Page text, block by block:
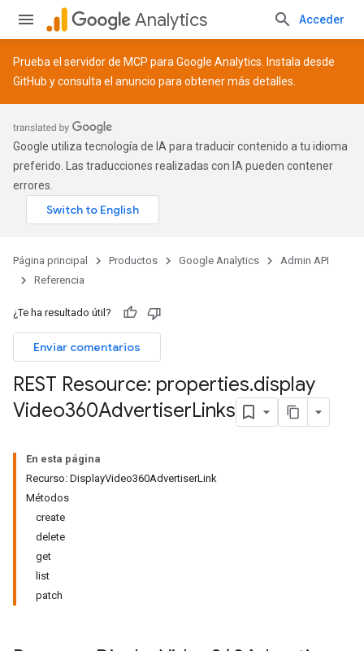
Analytics Acceder
Prueba el servidor de MCP para Google Analytics. Instala desde
GitHub y consulta el anuncio para obtener más detalles.
Google utiliza tecnología de IA para traducir contenido a tu idioma
preferido. Las traducciones realizadas con IA pueden contener
errores.
Página principal Productos Google Analytics
Admin API
Referencia
¿Te ha resultado útil?
Enviar comentarios
REST Resource: properties.display
Video360AdvertiserLinks
En esta página
Recurso: DisplayVideo360AdvertiserLink
Métodos
create
delete
get
list
patch